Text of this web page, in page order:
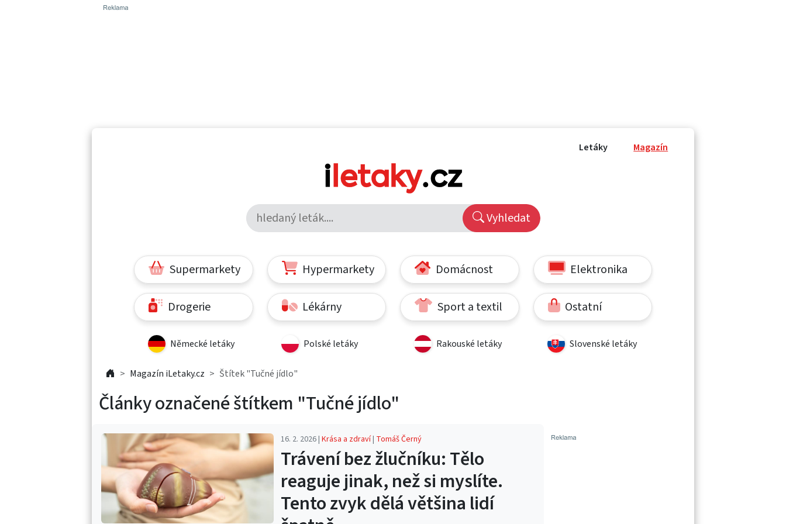
Letáky Magazín
Vyhledat
Supermarkety Hypermarkety Domácnost Elektronika
Drogerie Lékárny Sport a textil Ostatní
Německé letáky Polské letáky Rakouské letáky Slovenské letáky
Magazín iLetaky.cz Štítek "Tučné jídlo"
Články označené štítkem "Tučné jídlo"
16. 2. 2026 | Krása a zdraví| Tomáš Černý
Trávení bez žlučníku: Tělo
reaguje jinak, než si myslíte.
Tento zvyk dělá většina lidí